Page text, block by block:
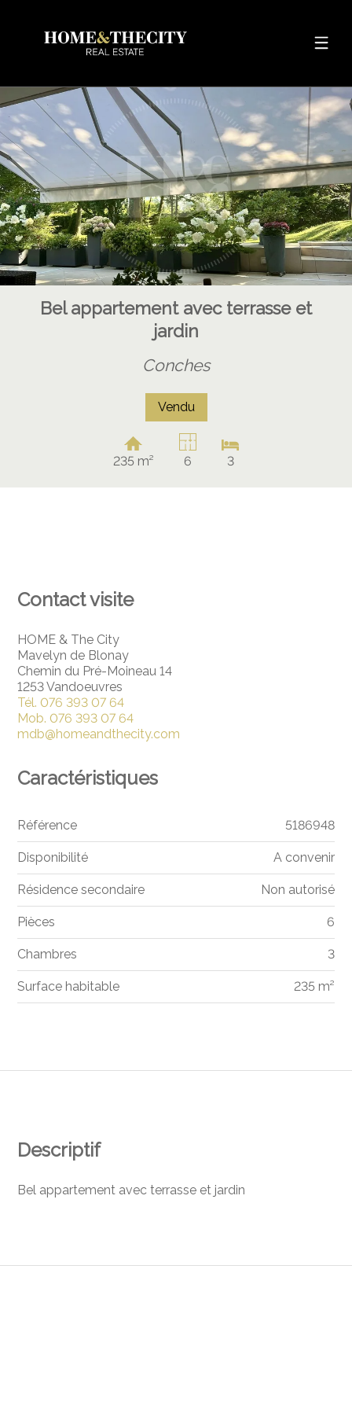
Bel appartement avec terrasse et
jardin
Conches
Vendu
235 m² 6 3
Descriptif
Bel appartement avec terrasse et jardin
Contact visite
HOME & The City
Mavelyn de Blonay
Chemin du Pré-Moineau 14
1253 Vandoeuvres
Tél.076 393 07 64
Mob.076 393 07 64
mdb@homeandthecity.com
Caractéristiques
Référence 5186948
Disponibilité A convenir
Résidence secondaire Non autorisé
Pièces 6
Chambres 3
Surface habitable 235 m²